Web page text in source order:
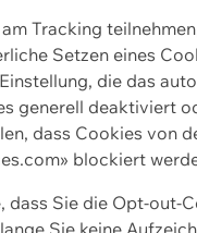
Tracking
Setzen eines
die das
generell deaktiviert
dass Cookies von
blockiert
dass Sie die Opt-out-